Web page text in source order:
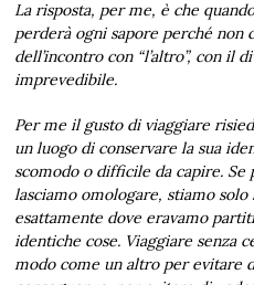
La risposta, per me, è che
perderà ogni sapore perché non
dell’incontro con “l’altro”, con il
imprevedibile.
Per me il gusto di viaggiare
un luogo di conservare la sua
scomodo o difficile da capire.
lasciamo omologare, stiamo
esattamente dove eravamo
identiche cose. Viaggiare senza
modo come un altro per evitare